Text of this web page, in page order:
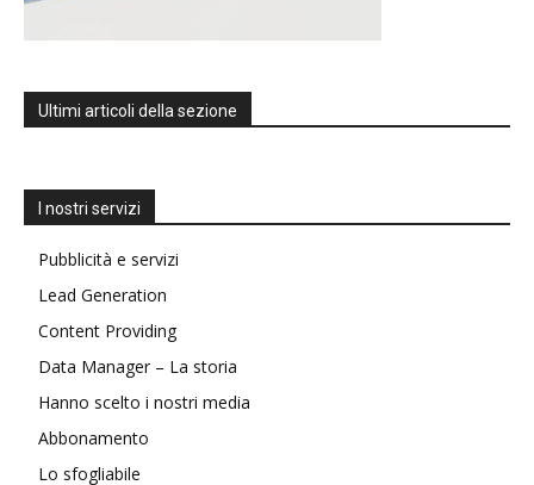
Ultimi articoli della sezione
I nostri servizi
Pubblicità e servizi
Lead Generation
Content Providing
Data Manager – La storia
Hanno scelto i nostri media
Abbonamento
Lo sfogliabile